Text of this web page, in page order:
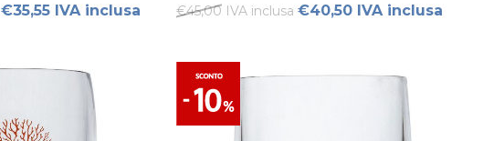
€35,55 IVA inclusa
€45,00 IVA inclusa €40,50 IVA inclusa